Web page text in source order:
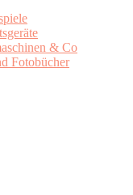
& Co
Fotobücher